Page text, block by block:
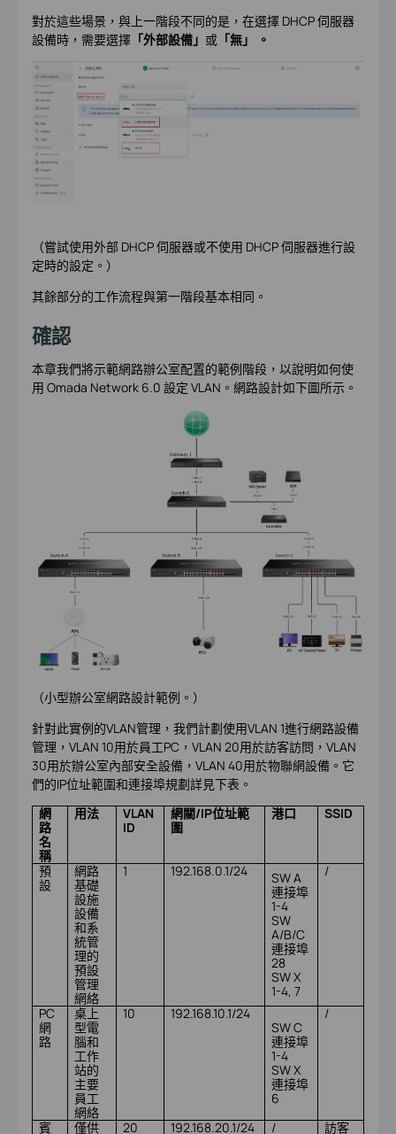
對於這些場景，與上一階段不同的是，在選擇 DHCP 伺服器
設備時，需要選擇「外部設備」 或「無」 。
（嘗試使用外部 DHCP 伺服器或不使用 DHCP 伺服器進行設
定時的設定。）
其餘部分的工作流程與第一階段基本相同。
確認
本章我們將示範網路辦公室配置的範例階段，以說明如何使
用 Omada Network 6.0 設定 VLAN。網路設計如下圖所示。
（小型辦公室網路設計範例。）
針對此實例的VLAN管理，我們計劃使用VLAN 1進行網路設備
管理，VLAN 10用於員工PC，VLAN 20用於訪客訪問，VLAN
30用於辦公室內部安全設備，VLAN 40用於物聯網設備。它
們的IP位址範圍和連接埠規劃詳見下表。
網
路
名
稱
用法
VLAN
ID
網關/IP位址範
圍
港口 SSID
預
設
網路
基礎
設施
設備
和系
統管
理的
預設
管理
網絡
1 192.168.0.1/24
SW A
連接埠
1-4
SW
A/B/C
連接埠
28
SW X
1-4, 7
/
PC
網
路
桌上
型電
腦和
工作
站的
主要
員工
網絡
10
192.168.10.1/24
SW C
連接埠
1-4
SW X
連接埠
6
/
賓
僅供
20 192.168.20.1/24 /
訪客